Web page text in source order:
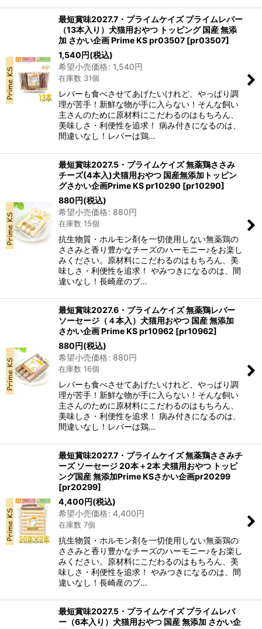
最短賞味2027.7・プライムケイズ プライムレバー
（13本入り）犬猫用おやつ トッピング 国産 無添
加 さかい企画 Prime KS pr03507 [pr03507]
1,540円(税込)
希望小売価格: 1,540円
在庫数 31個
レバーも食べさせてあげたいけれど、やっぱり調
理が苦手！新鮮な物が手に入らない！そんな飼い
主さんのために原材料にこだわるのはもちろん、
美味しさ・利便性を追求！ 病み付きになるのは、
間違いなし！レバーは鶏…
最短賞味2027.5・プライムケイズ 無薬鶏ささみ
チーズ(4本入)犬猫用おやつ 国産無添加トッピン
グさかい企画Prime KS pr10290 [pr10290]
880円(税込)
希望小売価格: 880円
在庫数 15個
抗生物質・ホルモン剤を一切使用しない無薬鶏の
ささみと香り豊かなチーズのハーモニー♪をお楽し
みください。原材料にこだわるのはもちろん、美
味しさ・利便性を追求！ やみつきになるのは、間
違いなし！長崎産のブ…
最短賞味2027.6・プライムケイズ 無薬鶏レバー
ソーセージ（４本入）犬猫用おやつ 国産 無添加
さかい企画 Prime KS pr10962 [pr10962]
880円(税込)
希望小売価格: 880円
在庫数 16個
レバーも食べさせてあげたいけれど、やっぱり調
理が苦手！新鮮な物が手に入らない！そんな飼い
主さんのために原材料にこだわるのはもちろん、
美味しさ・利便性を追求！ 病み付きになるのは、
間違いなし！レバーは鶏…
最短賞味2027.7・プライムケイズ 無薬鶏ささみチ
ーズ ソーセージ 20本＋2本 犬猫用おやつ トッピ
ング国産 無添加Prime KSさかい企画pr20299
[pr20299]
4,400円(税込)
希望小売価格: 4,400円
在庫数 7個
抗生物質・ホルモン剤を一切使用しない無薬鶏の
ささみと香り豊かなチーズのハーモニー♪をお楽し
みください。原材料にこだわるのはもちろん、美
味しさ・利便性を追求！ やみつきになるのは、間
違いなし！長崎産のブ…
最短賞味2027.5・プライムケイズ プライムレバ
ー（6本入り）犬猫用おやつ 国産 無添加 さかい企